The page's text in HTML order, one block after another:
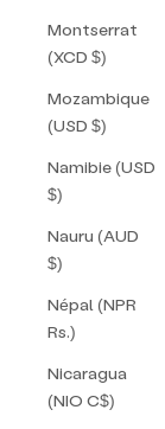
Montserrat
(XCD $)
Mozambique
(USD $)
Namibie (USD
$)
Nauru (AUD
$)
Népal (NPR
Rs.)
Nicaragua
(NIO C$)